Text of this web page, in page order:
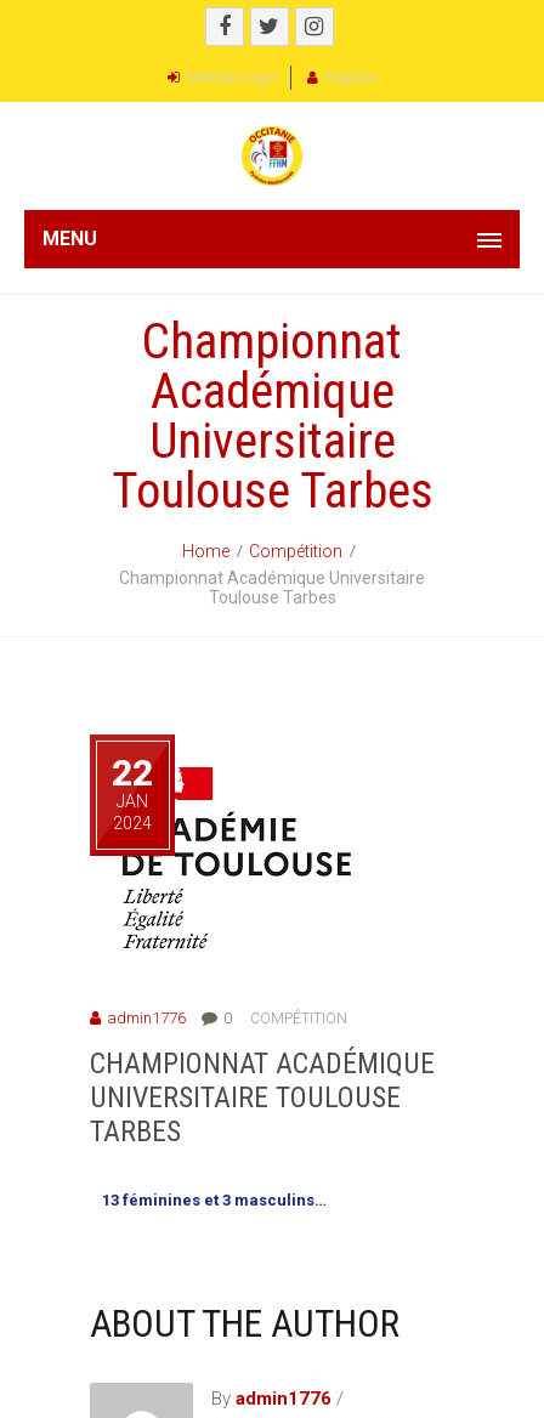
Member Login Register
MENU
Championnat
Académique
Universitaire
Toulouse Tarbes
Home
Compétition
Championnat Académique Universitaire
Toulouse Tarbes
22
JAN
2024
admin1776 0 COMPÉTITION
CHAMPIONNAT ACADÉMIQUE
UNIVERSITAIRE TOULOUSE
TARBES
13 féminines et 3 masculins…
ABOUT THE AUTHOR
By admin1776 /